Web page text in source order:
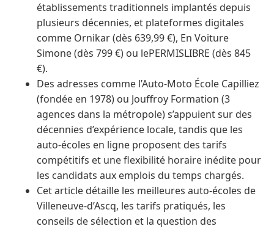
établissements traditionnels implantés depuis
plusieurs décennies, et plateformes digitales
comme Ornikar (dès 639,99 €), En Voiture
Simone (dès 799 €) ou lePERMISLIBRE (dès 845
€).
Des adresses comme l’Auto-Moto École Capilliez
(fondée en 1978) ou Jouffroy Formation (3
agences dans la métropole) s’appuient sur des
décennies d’expérience locale, tandis que les
auto-écoles en ligne proposent des tarifs
compétitifs et une flexibilité horaire inédite pour
les candidats aux emplois du temps chargés.
Cet article détaille les meilleures auto-écoles de
Villeneuve-d’Ascq, les tarifs pratiqués, les
conseils de sélection et la question des